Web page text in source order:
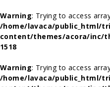
Warning: Trying to access
/home/lavaca/public_html/
content/themes/acora/inc/
1518
Warning: Trying to access
/home/lavaca/public_html/